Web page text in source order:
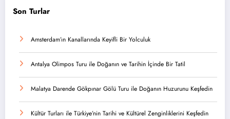
Son Turlar
Amsterdam’ın Kanallarında Keyifli Bir Yolculuk
Antalya Olimpos Turu ile Doğanın ve Tarihin İçinde Bir Tatil
Malatya Darende Gökpınar Gölü Turu ile Doğanın Huzurunu Keşfedin
Kültür Turları ile Türkiye’nin Tarihi ve Kültürel Zenginliklerini Keşfedin